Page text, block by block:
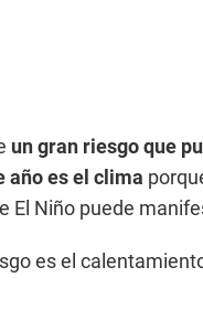
un gran riesgo que
año es el clima
El Niño puede
es el